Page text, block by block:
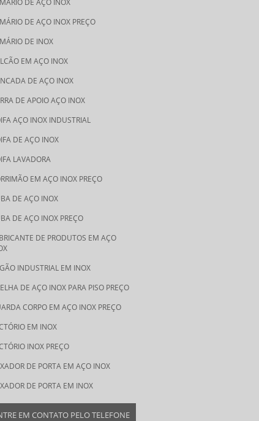
DE AÇO INOX
DE AÇO INOX PREÇO
DE INOX
EM AÇO INOX
DE AÇO INOX
DE APOIO AÇO INOX
AÇO INOX INDUSTRIAL
DE AÇO INOX
LAVADORA
EM AÇO INOX PREÇO
DE AÇO INOX
DE AÇO INOX PREÇO
DE PRODUTOS EM AÇO
INDUSTRIAL EM INOX
DE AÇO INOX PARA PISO PREÇO
CORPO EM AÇO INOX PREÇO
EM INOX
INOX PREÇO
DE PORTA EM AÇO INOX
DE PORTA EM INOX
EM CONTATO PELO TELEFONE